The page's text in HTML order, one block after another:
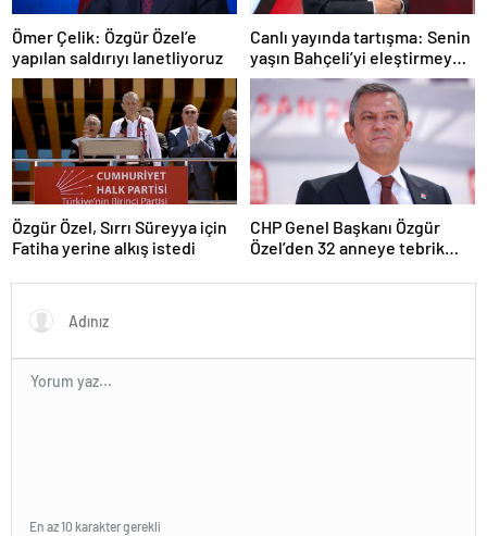
Ömer Çelik: Özgür Özel’e
yapılan saldırıyı lanetliyoruz
Canlı yayında tartışma: Senin
yaşın Bahçeli’yi eleştirmeye
yetmez
Özgür Özel, Sırrı Süreyya için
Fatiha yerine alkış istedi
CHP Genel Başkanı Özgür
Özel’den 32 anneye tebrik
En az 10 karakter gerekli